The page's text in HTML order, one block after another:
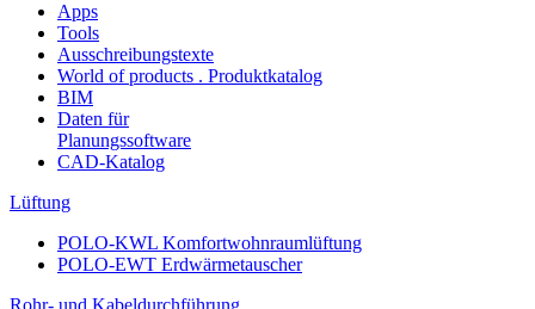
Apps
Tools
Ausschreibungstexte
World of products . Produktkatalog
BIM
Daten für
Planungssoftware
CAD-Katalog
Lüftung
POLO-KWL Komfortwohnraumlüftung
POLO-EWT Erdwärmetauscher